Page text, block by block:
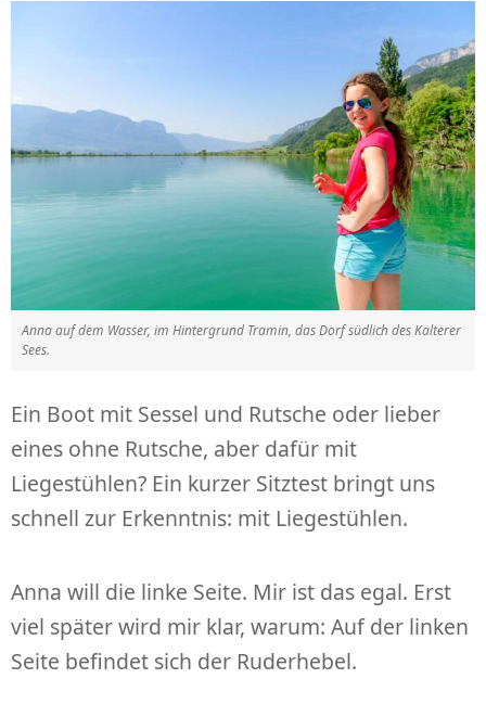
Anna auf dem Wasser, im Hintergrund Tramin, das Dorf südlich des Kalterer
Sees.
Ein Boot mit Sessel und Rutsche oder lieber
eines ohne Rutsche, aber dafür mit
Liegestühlen? Ein kurzer Sitztest bringt uns
schnell zur Erkenntnis: mit Liegestühlen.
Anna will die linke Seite. Mir ist das egal. Erst
viel später wird mir klar, warum: Auf der linken
Seite befindet sich der Ruderhebel.